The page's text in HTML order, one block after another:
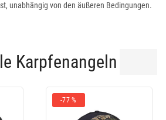
unabhängig von den äußeren Bedingungen.
Karpfenangeln